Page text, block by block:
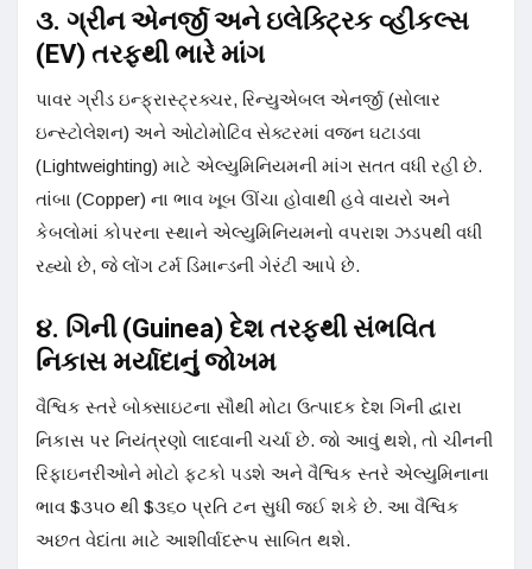
૩. ગ્રીન એનર્જી અને ઇલેક્ટ્રિક વ્હીકલ્સ
(EV) તરફથી ભારે માંગ
પાવર ગ્રીડ ઇન્ફ્રાસ્ટ્રક્ચર, રિન્યુએબલ એનર્જી (સોલાર
ઇન્સ્ટોલેશન) અને ઓટોમોટિવ સેક્ટરમાં વજન ઘટાડવા
(Lightweighting) માટે એલ્યુમિનિયમની માંગ સતત વધી રહી છે.
તાંબા (Copper) ના ભાવ ખૂબ ઊંચા હોવાથી હવે વાયરો અને
કેબલોમાં કોપરના સ્થાને એલ્યુમિનિયમનો વપરાશ ઝડપથી વધી
રહ્યો છે, જે લોંગ ટર્મ ડિમાન્ડની ગેરંટી આપે છે.
૪. ગિની (Guinea) દેશ તરફથી સંભવિત
નિકાસ મર્યાદાનું જોખમ
વૈશ્વિક સ્તરે બોક્સાઇટના સૌથી મોટા ઉત્પાદક દેશ ગિની દ્વારા
નિકાસ પર નિયંત્રણો લાદવાની ચર્ચા છે. જો આવું થશે, તો ચીનની
રિફાઇનરીઓને મોટો ફટકો પડશે અને વૈશ્વિક સ્તરે એલ્યુમિનાના
ભાવ $૩૫૦ થી $૩૬૦ પ્રતિ ટન સુધી જઈ શકે છે. આ વૈશ્વિક
અછત વેદાંતા માટે આશીર્વાદરૂપ સાબિત થશે.